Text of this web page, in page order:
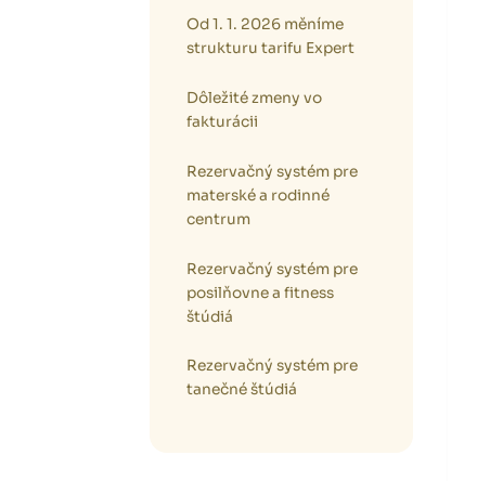
Od 1. 1. 2026 měníme
strukturu tarifu Expert
Dôležité zmeny vo
fakturácii
Rezervačný systém pre
materské a rodinné
centrum
Rezervačný systém pre
posilňovne a fitness
štúdiá
Rezervačný systém pre
tanečné štúdiá